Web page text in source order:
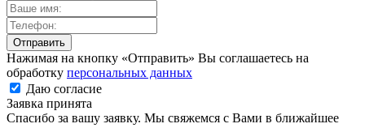
Нажимая на кнопку «Отправить» Вы соглашаетесь на
обработку персональных данных
Даю согласие
Заявка принята
Спасибо за вашу заявку. Мы свяжемся с Вами в ближайшее